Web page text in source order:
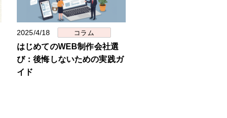
2025/4/18 コラム
はじめてのWEB制作会社選
び：後悔しないための実践ガ
イド